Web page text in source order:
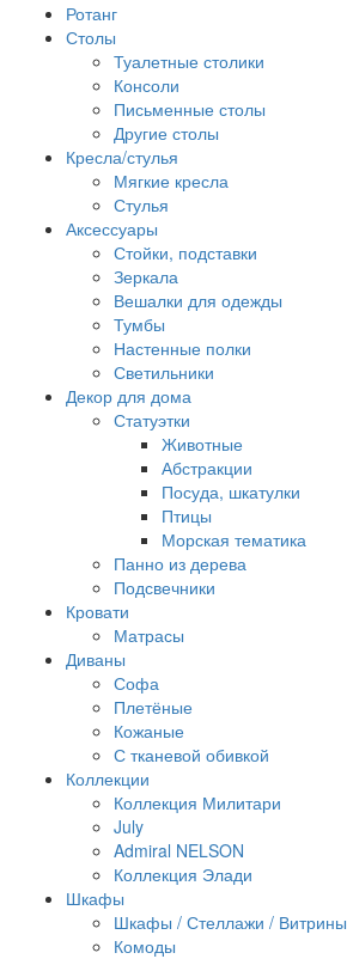
Ротанг
Столы
Туалетные столики
Консоли
Письменные столы
Другие столы
Кресла/стулья
Мягкие кресла
Стулья
Аксессуары
Стойки, подставки
Зеркала
Вешалки для одежды
Тумбы
Настенные полки
Светильники
Декор для дома
Статуэтки
Животные
Абстракции
Посуда, шкатулки
Птицы
Морская тематика
Панно из дерева
Подсвечники
Кровати
Матрасы
Диваны
Софа
Плетёные
Кожаные
С тканевой обивкой
Коллекции
Коллекция Милитари
July
Admiral NELSON
Коллекция Элади
Шкафы
Шкафы / Стеллажи / Витрины
Комоды